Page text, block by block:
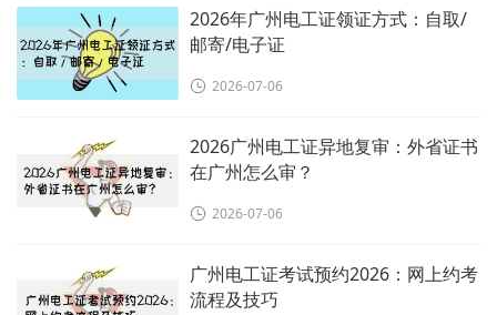
2026年广州电工证领证方式：自取/
邮寄/电子证
2026-07-06
2026广州电工证异地复审：外省证书
在广州怎么审？
2026-07-06
广州电工证考试预约2026：网上约考
流程及技巧